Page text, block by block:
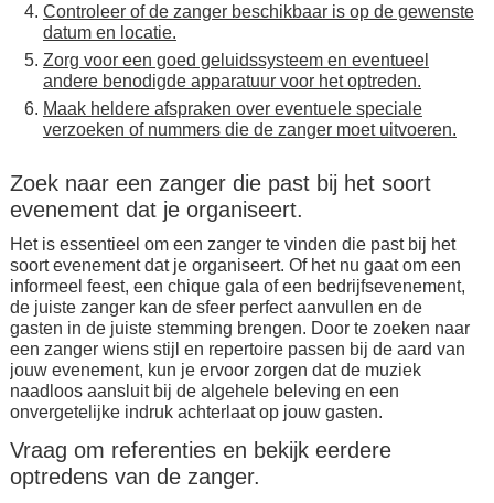
Controleer of de zanger beschikbaar is op de gewenste
datum en locatie.
Zorg voor een goed geluidssysteem en eventueel
andere benodigde apparatuur voor het optreden.
Maak heldere afspraken over eventuele speciale
verzoeken of nummers die de zanger moet uitvoeren.
Zoek naar een zanger die past bij het soort
evenement dat je organiseert.
Het is essentieel om een zanger te vinden die past bij het
soort evenement dat je organiseert. Of het nu gaat om een
informeel feest, een chique gala of een bedrijfsevenement,
de juiste zanger kan de sfeer perfect aanvullen en de
gasten in de juiste stemming brengen. Door te zoeken naar
een zanger wiens stijl en repertoire passen bij de aard van
jouw evenement, kun je ervoor zorgen dat de muziek
naadloos aansluit bij de algehele beleving en een
onvergetelijke indruk achterlaat op jouw gasten.
Vraag om referenties en bekijk eerdere
optredens van de zanger.